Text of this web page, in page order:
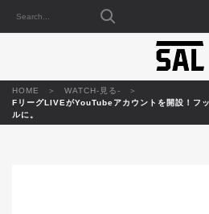
HOME
WATCH-見る-
FリーグLIVEがYouTubeアカウントを開設！フ
ルに。